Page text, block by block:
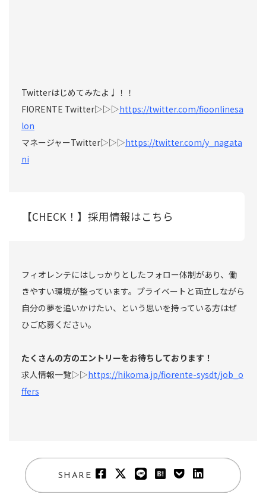
Twitterはじめてみたよ♩！！
FIORENTE Twitter▷▷▷https://twitter.com/fioonlinesa
lon
マネージャーTwitter▷▷▷https://twitter.com/y_nagata
ni
【CHECK！】採用情報はこちら
フィオレンテにはしっかりとしたフォロー体制があり、働
きやすい環境が整っています。プライベートと両立しながら
自分の夢を追いかけたい、という思いを持っている方はぜ
ひご応募ください。
たくさんの方のエントリーをお待ちしております！
求人情報一覧▷▷https://hikoma.jp/fiorente-sysdt/job_o
ffers
SHARE